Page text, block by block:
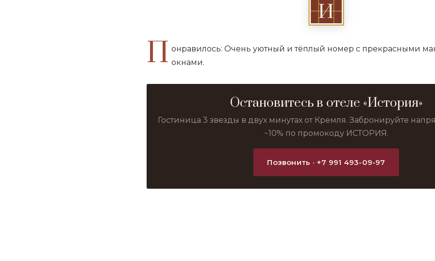
И
П онравилось: Очень уютный и тёплый номер с прекрасными
окнами.
Остановитесь в отеле «История»
Гостиница 3 звезды в двух минутах от Кремля. Забронируйте
−10% по промокоду ИСТОРИЯ.
Позвонить · +7 991 493-09-97